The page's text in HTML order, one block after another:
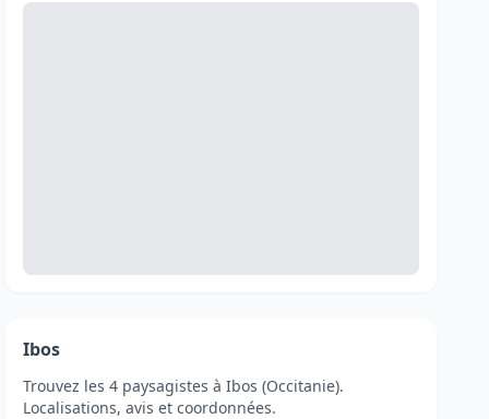
Ibos
Trouvez les 4 paysagistes à Ibos (Occitanie).
Localisations, avis et coordonnées.